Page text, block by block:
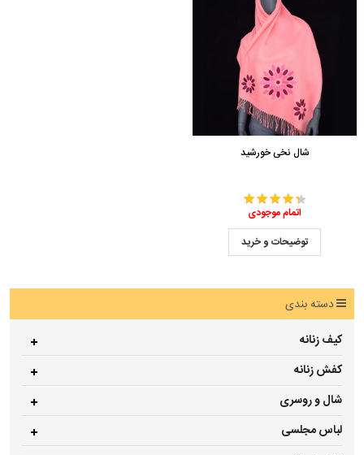
شال نخی خورشید
اتمام موجودی
توضیحات و خرید
دسته بندی
کیف زنانه
کفش زنانه
شال و روسری
لباس مجلسی